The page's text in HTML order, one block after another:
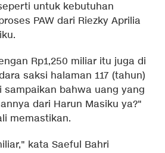
untuk kebutuhan
PAW dari Riezky Aprilia
Rp1,250 miliar itu juga di
saksi halaman 117 (tahun)
sampaikan bahwa uang yang
dari Harun Masiku ya?"
memastikan.
kata Saeful Bahri